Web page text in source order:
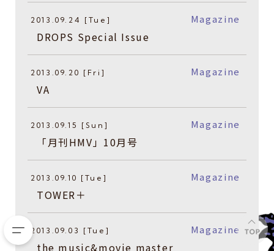
2013.09.24 [Tue] Magazine
DROPS Special Issue
2013.09.20 [Fri] Magazine
VA
2013.09.15 [Sun] Magazine
「月刊HMV」10月号
2013.09.10 [Tue] Magazine
TOWER＋
2013.09.03 [Tue] Magazine
the music&movie master